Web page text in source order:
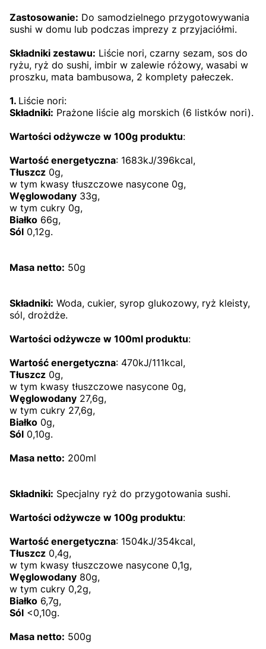
Zastosowanie: Do samodzielnego przygotowywania
sushi w domu lub podczas imprezy z przyjaciółmi.
Składniki zestawu: Liście nori, czarny sezam, sos do
ryżu, ryż do sushi, imbir w zalewie różowy, wasabi w
proszku, mata bambusowa, 2 komplety pałeczek.
1. Liście nori:
Składniki: Prażone liście alg morskich (6 listków nori).
Wartości odżywcze w 100g produktu:
Wartość energetyczna: 1683kJ/396kcal,
Tłuszcz 0g,
w tym kwasy tłuszczowe nasycone 0g,
Węglowodany 33g,
w tym cukry 0g,
Białko 66g,
Sól 0,12g.
Masa netto: 50g
Składniki: Woda, cukier, syrop glukozowy, ryż kleisty,
sól, drożdże.
Wartości odżywcze w 100ml produktu:
Wartość energetyczna: 470kJ/111kcal,
Tłuszcz 0g,
w tym kwasy tłuszczowe nasycone 0g,
Węglowodany 27,6g,
w tym cukry 27,6g,
Białko 0g,
Sól 0,10g.
Masa netto: 200ml
Składniki: Specjalny ryż do przygotowania sushi.
Wartości odżywcze w 100g produktu:
Wartość energetyczna: 1504kJ/354kcal,
Tłuszcz 0,4g,
w tym kwasy tłuszczowe nasycone 0,1g,
Węglowodany 80g,
w tym cukry 0,2g,
Białko 6,7g,
Sól <0,10g.
Masa netto: 500g